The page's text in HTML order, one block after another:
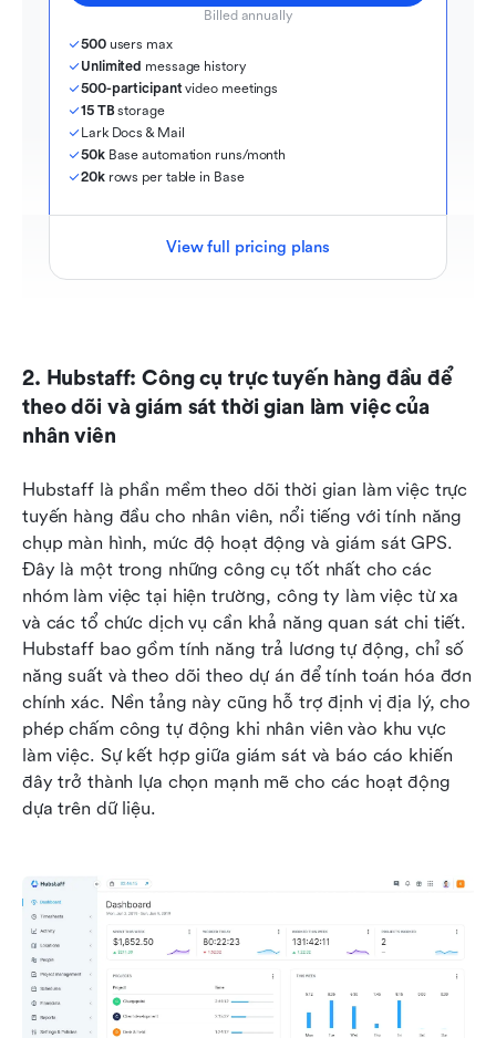
Billed annually
500 users max
Unlimited message history
500-participant video meetings
15 TB storage
Lark Docs & Mail
50k Base automation runs/month
20k rows per table in Base
View full pricing plans
2. Hubstaff: Công cụ trực tuyến hàng đầu để
theo dõi và giám sát thời gian làm việc của
nhân viên
Hubstaff là phần mềm theo dõi thời gian làm việc trực
tuyến hàng đầu cho nhân viên, nổi tiếng với tính năng
chụp màn hình, mức độ hoạt động và giám sát GPS.
Đây là một trong những công cụ tốt nhất cho các
nhóm làm việc tại hiện trường, công ty làm việc từ xa
và các tổ chức dịch vụ cần khả năng quan sát chi tiết.
Hubstaff bao gồm tính năng trả lương tự động, chỉ số
năng suất và theo dõi theo dự án để tính toán hóa đơn
chính xác. Nền tảng này cũng hỗ trợ định vị địa lý, cho
phép chấm công tự động khi nhân viên vào khu vực
làm việc. Sự kết hợp giữa giám sát và báo cáo khiến
đây trở thành lựa chọn mạnh mẽ cho các hoạt động
dựa trên dữ liệu.